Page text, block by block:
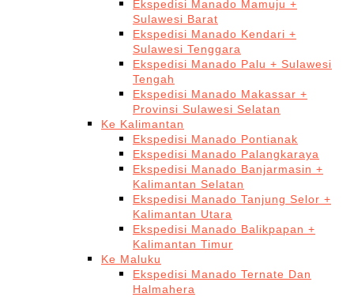
Ekspedisi Manado Mamuju +
Sulawesi Barat
Ekspedisi Manado Kendari +
Sulawesi Tenggara
Ekspedisi Manado Palu + Sulawesi
Tengah
Ekspedisi Manado Makassar +
Provinsi Sulawesi Selatan
Ke Kalimantan
Ekspedisi Manado Pontianak
Ekspedisi Manado Palangkaraya
Ekspedisi Manado Banjarmasin +
Kalimantan Selatan
Ekspedisi Manado Tanjung Selor +
Kalimantan Utara
Ekspedisi Manado Balikpapan +
Kalimantan Timur
Ke Maluku
Ekspedisi Manado Ternate Dan
Halmahera